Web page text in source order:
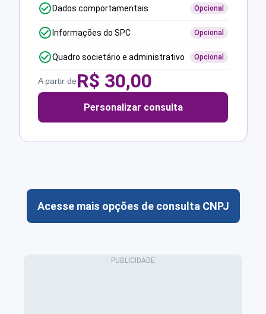
Dados comportamentais Opcional
Informações do SPC Opcional
Quadro societário e administrativo Opcional
A partir deR$ 30,00
Personalizar consulta
Acesse mais opções de consulta CNPJ